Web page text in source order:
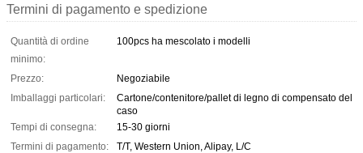
Termini di pagamento e spedizione
Quantità di ordine
minimo:
100pcs ha mescolato i modelli
Prezzo:
Negoziabile
Imballaggi particolari:
Cartone/contenitore/pallet di legno di compensato del
caso
Tempi di consegna:
15-30 giorni
Termini di pagamento:
T/T, Western Union, Alipay, L/C